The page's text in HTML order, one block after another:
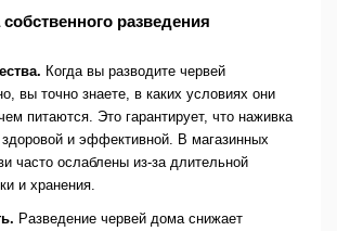
разведения
Когда вы разводите червей
вы точно знаете, в каких условиях они
питаются. Это гарантирует, что наживка
и эффективной. В магазинных
часто ослаблены из-за длительной
и хранения.
Разведение червей дома снижает